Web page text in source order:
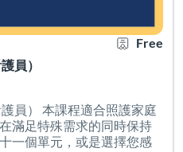
員）
Free
員） 本課程適合照護家庭
滿足特殊需求的同時保持
一個單元，或是選擇您感